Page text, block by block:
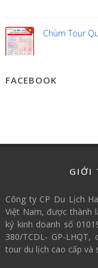
Chùm Tour
FACEBOOK
GIỚI
Công ty CP Du Lịch
Việt Nam, được thành
ký kinh doanh số
380/TCDL- GP-
tour du lịch cao cấp và